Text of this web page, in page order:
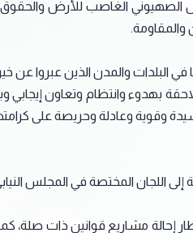
الصهيوني الغاصب للأرض
والمقاومة.
في البلدات والمدن الذين عبروا
بهدوء وانتظام وتعاون
وقوية وعادلة وحريصة على
إلى اللجان المختصة في المجلس
إحالة مشاريع قوانين ذات